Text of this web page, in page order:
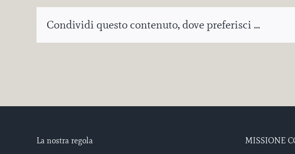
Condividi questo contenuto, dove preferisci ...
La nostra regola MISSIONE